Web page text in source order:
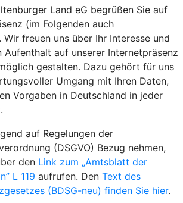
Land eG begrüßen Sie auf
(im Folgenden auch
Wir freuen uns über Ihr Interesse und
Aufenthalt auf unserer Internetpräsenz
gestalten. Dazu gehört für uns
Umgang mit Ihren Daten,
Vorgaben in Deutschland in jeder
auf Regelungen der
(DSGVO) Bezug nehmen,
den Link zum „Amtsblatt der
L 119 aufrufen. Den Text des
(BDSG-neu) finden Sie hier.